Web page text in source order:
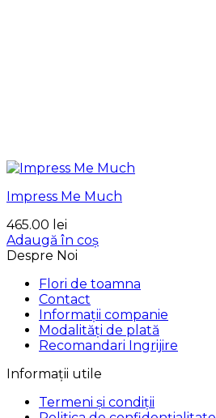
Impress Me Much
465.00 lei
Adaugă în coș
Despre Noi
Flori de toamna
Contact
Informații companie
Modalități de plată
Recomandari Ingrijire
Informații utile
Termeni și condiții